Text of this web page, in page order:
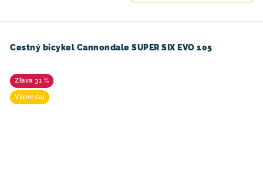
Cestný bicykel Cannondale SUPER SIX EVO 105
31 %
Výpredaj